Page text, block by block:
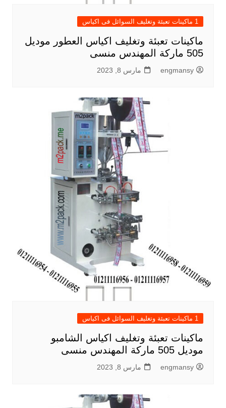
1 ماكينات تعبئة وتغليف السوائل فى اكياس
ماكينات تعبئة وتغليف اكياس العطور موديل
505 ماركة المهندس منسى
engmansy مارس 8, 2023
1 ماكينات تعبئة وتغليف السوائل فى اكياس
ماكينات تعبئة وتغليف اكياس الشامبو
موديل 505 ماركة المهندس منسى
engmansy مارس 8, 2023